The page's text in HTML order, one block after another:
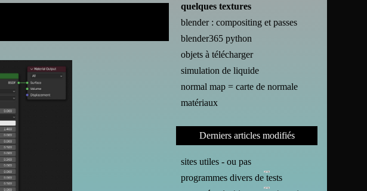
quelques textures
blender : compositing et passes
blender365 python
objets à télécharger
simulation de liquide
normal map = carte de normale
matériaux
Derniers articles modifiés
sites utiles - ou pas
programmes divers de tests